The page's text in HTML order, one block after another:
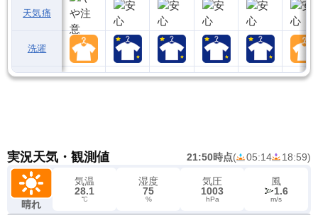
天気痛
洗濯
実況天気・観測値 21:50時点( 05:14 18:59)
晴れ
気温
28.1
℃
湿度
75
%
気圧
1003
hPa
風
1.6
m/s